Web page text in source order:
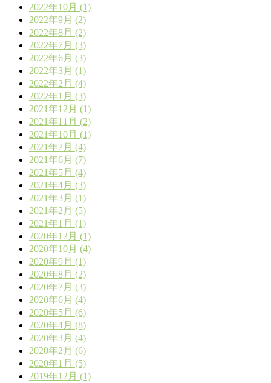
2022年10月 (1)
2022年9月 (2)
2022年8月 (2)
2022年7月 (3)
2022年6月 (3)
2022年3月 (1)
2022年2月 (4)
2022年1月 (3)
2021年12月 (1)
2021年11月 (2)
2021年10月 (1)
2021年7月 (4)
2021年6月 (7)
2021年5月 (4)
2021年4月 (3)
2021年3月 (1)
2021年2月 (5)
2021年1月 (1)
2020年12月 (1)
2020年10月 (4)
2020年9月 (1)
2020年8月 (2)
2020年7月 (3)
2020年6月 (4)
2020年5月 (6)
2020年4月 (8)
2020年3月 (4)
2020年2月 (6)
2020年1月 (5)
2019年12月 (1)